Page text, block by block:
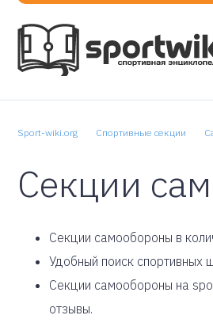
Sport-wiki.org Спортивные секции
Секции
Cекции самообороны в
Удобный поиск спортивных
Секции самообороны на
отзывы.